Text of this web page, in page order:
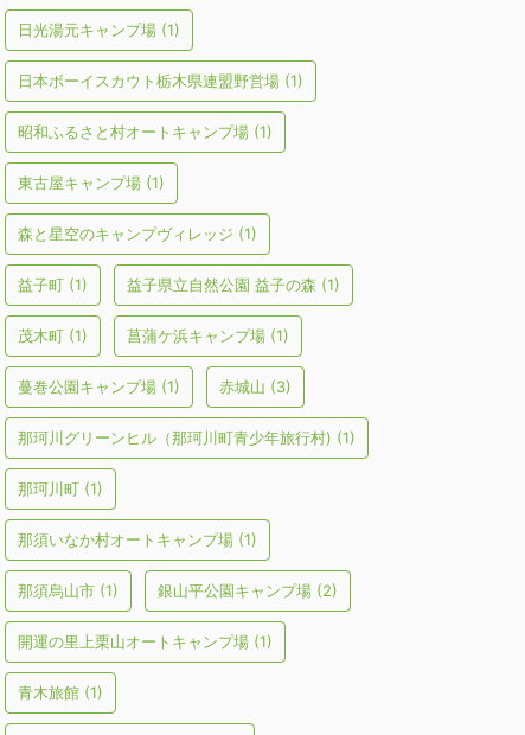
日光湯元キャンプ場 (1)
日本ボーイスカウト栃木県連盟野営場 (1)
昭和ふるさと村オートキャンプ場 (1)
東古屋キャンプ場 (1)
森と星空のキャンプヴィレッジ (1)
益子町 (1) 益子県立自然公園 益子の森 (1)
茂木町 (1) 菖蒲ケ浜キャンプ場 (1)
蔓巻公園キャンプ場 (1) 赤城山 (3)
那珂川グリーンヒル（那珂川町青少年旅行村) (1)
那珂川町 (1)
那須いなか村オートキャンプ場 (1)
那須烏山市 (1) 銀山平公園キャンプ場 (2)
開運の里上栗山オートキャンプ場 (1)
青木旅館 (1)